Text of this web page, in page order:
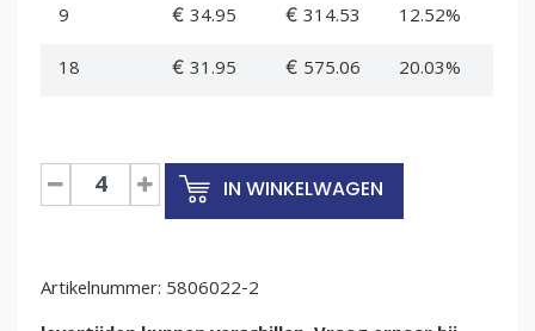
9
€ 34.95 € 314.53
12.52%
18
€ 31.95 € 575.06 20.03%
Euronormbak
800x600x235mm
en
IN WINKELWAGEN
Artikelnummer: 5806022-2